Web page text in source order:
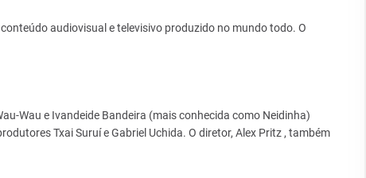
audiovisual e televisivo produzido no mundo todo. O
Wau e Ivandeide Bandeira (mais conhecida como Neidinha)
Txai Suruí e Gabriel Uchida. O diretor, Alex Pritz , também